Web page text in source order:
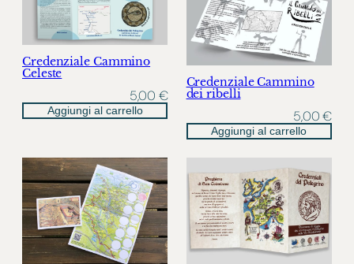
Credenziale Cammino
Celeste
5,00 €
Aggiungi al carrello
Credenziale Cammino
dei ribelli
5,00€
Aggiungi al carrello